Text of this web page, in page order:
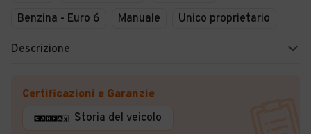
Benzina - Euro 6
Manuale Unico proprietario
Descrizione
Certificazioni e Garanzie
Storia del veicolo